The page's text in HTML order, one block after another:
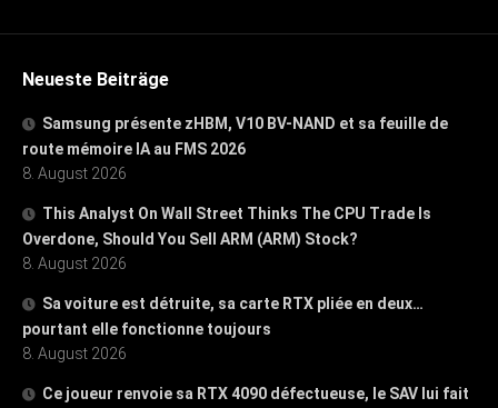
Neueste Beiträge
Samsung présente zHBM, V10 BV-NAND et sa feuille de
route mémoire IA au FMS 2026
8. August 2026
This Analyst On Wall Street Thinks The CPU Trade Is
Overdone, Should You Sell ARM (ARM) Stock?
8. August 2026
Sa voiture est détruite, sa carte RTX pliée en deux…
pourtant elle fonctionne toujours
8. August 2026
Ce joueur renvoie sa RTX 4090 défectueuse, le SAV lui fait